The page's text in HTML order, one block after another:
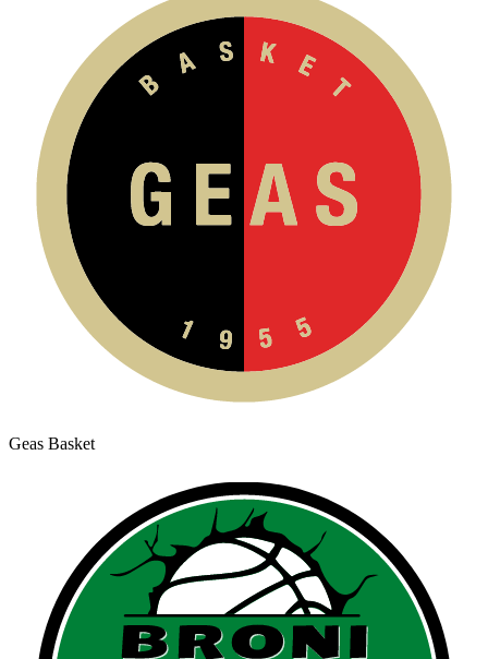
Geas Basket